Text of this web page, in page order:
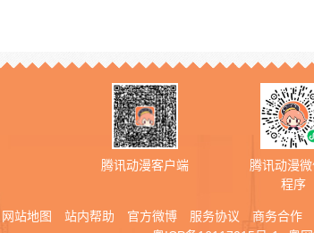
腾讯动漫客户端
腾讯动漫
程序
网站地图 站内帮助 官方微博 服务协议 商务合作